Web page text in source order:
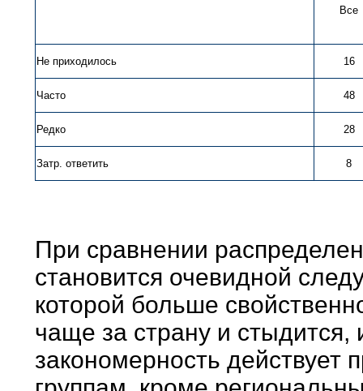
Все
Не приходилось 16
Часто 48
Редко 28
Затр. ответить 8
При сравнении
становится очевидной
которой больше
чаще за страну и стыдится,
закономерность